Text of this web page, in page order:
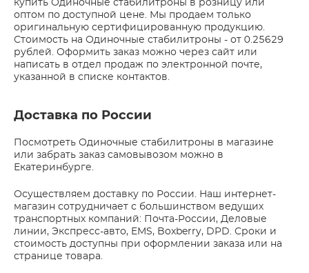
купить Одиночные стабилитроны в розницу или
оптом по доступной цене. Мы продаем только
оригинальную сертифицированную продукцию.
Стоимость на Одиночные стабилитроны - от 0.25629
рублей. Оформить заказ можно через сайт или
написать в отдел продаж по электронной почте,
указанной в списке контактов.
Доставка по России
Посмотреть Одиночные стабилитроны в магазине
или забрать заказ самовывозом можно в
Екатеринбурге.
Осуществляем доставку по России. Наш интернет-
магазин сотрудничает с большинством ведущих
транспортных компаний: Почта-России, Деловые
линии, Экспресс-авто, EMS, Boxberry, DPD. Сроки и
стоимость доступны при оформлении заказа или на
странице товара.